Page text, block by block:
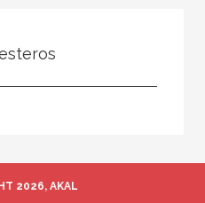
2026, AKAL